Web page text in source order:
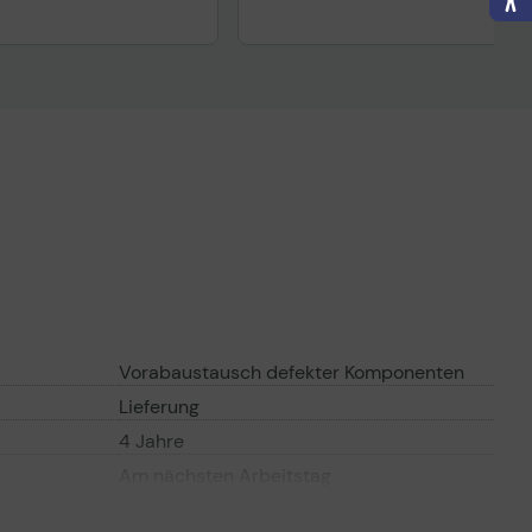
Vorabaustausch defekter Komponenten
Lieferung
4 Jahre